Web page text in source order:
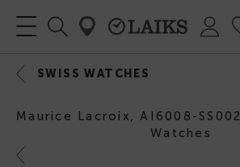
SWISS WATCHES
Maurice Lacroix, AI6008-
Watches
Previous